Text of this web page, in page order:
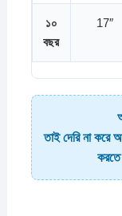
১০
বছর
17″
তাই দেরি না করে
করতে